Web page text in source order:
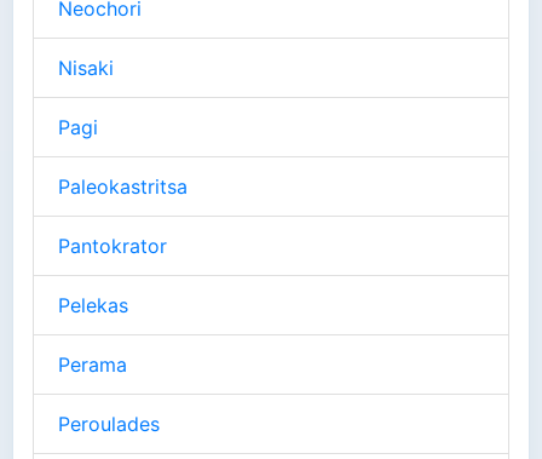
Neochori
Nisaki
Pagi
Paleokastritsa
Pantokrator
Pelekas
Perama
Peroulades